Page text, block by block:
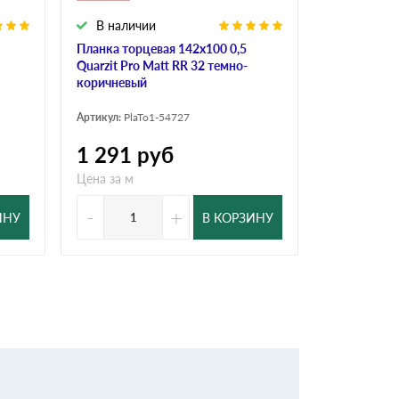
Планка торцевая 142х100 0,5
Quarzit Pro Matt RR 32 темно-
коричневый
В наличии
Артикул: PlaTo1-54727
1 291 руб
Цена за м
- + В КОРЗИНУ